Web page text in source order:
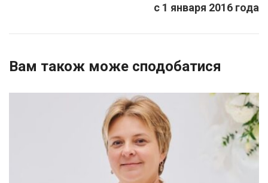
с 1 января 2016 года
Вам також може сподобатися